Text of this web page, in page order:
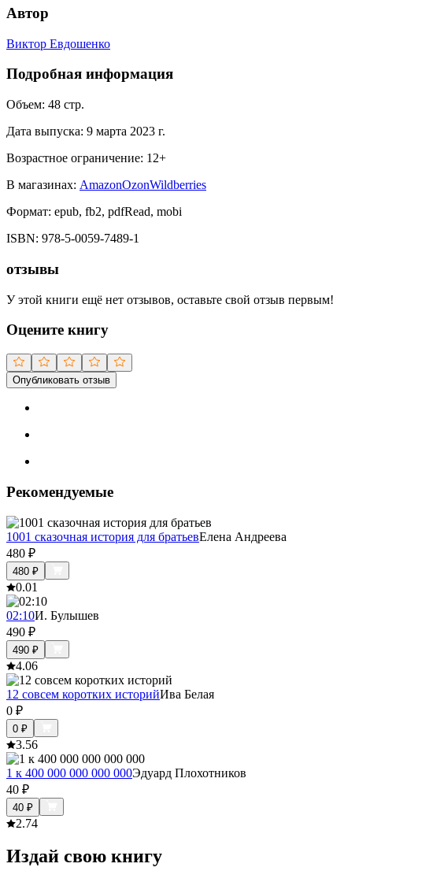
Автор
Виктор Евдошенко
Подробная информация
Объем: 48 стр.
Дата выпуска: 9 марта 2023 г.
Возрастное ограничение: 12+
В магазинах: AmazonOzonWildberries
Формат: epub, fb2, pdfRead, mobi
ISBN: 978-5-0059-7489-1
отзывы
У этой книги ещё нет отзывов, оставьте свой отзыв первым!
Оцените книгу
Опубликовать отзыв
Рекомендуемые
1001 сказочная история для братьевЕлена Андреева
480 ₽
480 ₽
0.01
02:10И. Булышев
490 ₽
490 ₽
4.06
12 совсем коротких историйИва Белая
0 ₽
0 ₽
3.56
1 к 400 000 000 000 000Эдуард Плохотников
40 ₽
40 ₽
2.74
Издай свою книгу